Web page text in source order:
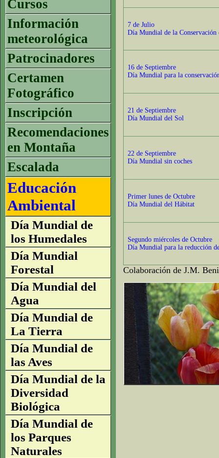
Cursos
Información
meteorológica
Patrocinadores
Certamen
Fotográfico
Inscripción
Recomendaciones
en Montaña
Escalada
Educación
Ambiental
Día Mundial de
los Humedales
Día Mundial
Forestal
Día Mundial del
Agua
Día Mundial de
La Tierra
Día Mundial de
las Aves
Día Mundial de la
Diversidad
Biológica
Día Mundial de
los Parques
Naturales
7 de Julio
Día Mundial de la Conservación
16 de Septiembre
Día Mundial para la
21 de Septiembre
Día Mundial del Sol
22 de Septiembre
Día Mundial sin coches
Primer lunes de Octubre
Día Mundial del Hábitat
Segundo miércoles de Octubre
Día Mundial para la reducción
Colaboración de J.M.